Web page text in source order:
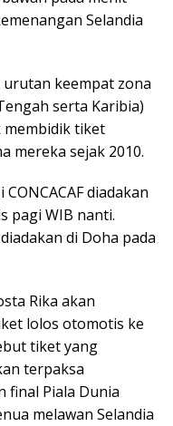
Selandia
keempat zona
serta Karibia)
tiket
mereka sejak 2010.
diadakan
pagi WIB nanti.
di Doha pada
Rika akan
lolos otomotis ke
tiket yang
terpaksa
final Piala Dunia
melawan Selandia